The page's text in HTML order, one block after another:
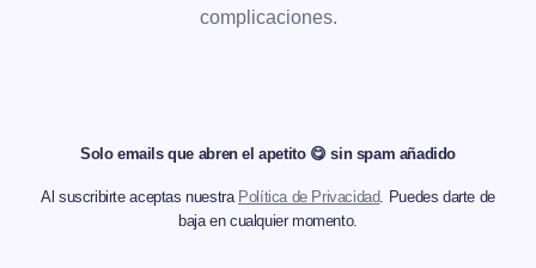
complicaciones.
Solo emails que abren el apetito 😋 sin spam añadido
Al suscribirte aceptas nuestra Política de Privacidad. Puedes darte de
baja en cualquier momento.